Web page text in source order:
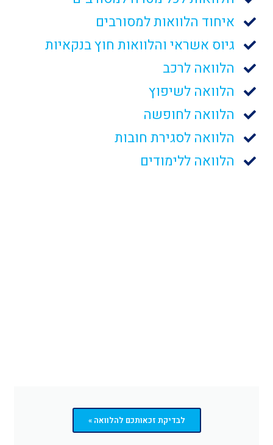
איחוד הלוואות למסורבים
גיוס אשראי והלוואות חוץ בנקאיות
הלוואה לרכב
הלוואה לשיפוץ
הלוואה לחופשה
הלוואה לסגירת חובות
הלוואה ללימודים
לבדיקת זכאותכם להלוואה »